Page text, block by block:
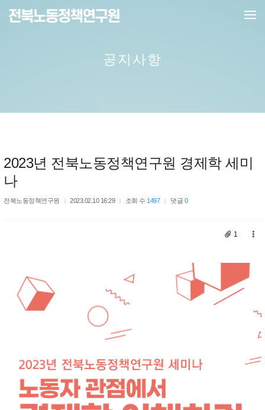
메뉴 건너뛰기
공지사항
2023년 전북노동정책연구원 경제학 세미
나
전북노동정책연구원 2023.02.10 16:29 조회 수 1497 댓글 0
1